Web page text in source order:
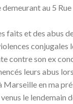
au 5
faits et des abus
conjugales
contre son ex
leurs abus
en ma
le lendemain